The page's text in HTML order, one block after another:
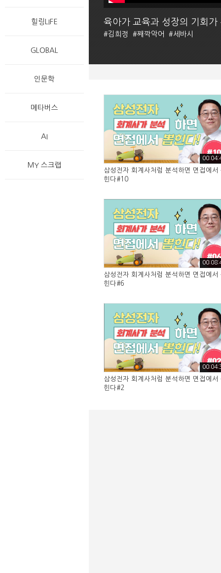
힐링LIFE
GLOBAL
인문학
메타버스
AI
MY 스크랩
육아가 교육과 성장의 기회가
#김희정#째깍악어#세바시
삼성전자 회계사처럼 분석하면 면접에서
힌다#10
삼성전자 회계사처럼 분석하면 면접에서
힌다#6
삼성전자 회계사처럼 분석하면 면접에서
힌다#2